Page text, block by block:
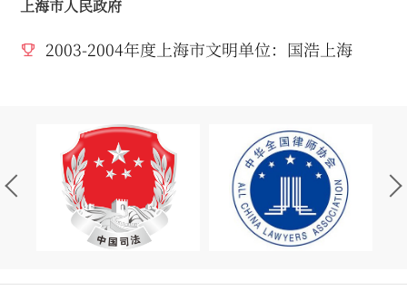
上海市人民政府
2003-2004年度上海市文明单位：国浩上海